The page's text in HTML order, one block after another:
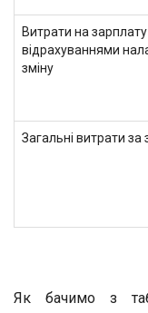
Витрати на зарплату
відрахуваннями
зміну
Загальні витрати за
Як бачимо з